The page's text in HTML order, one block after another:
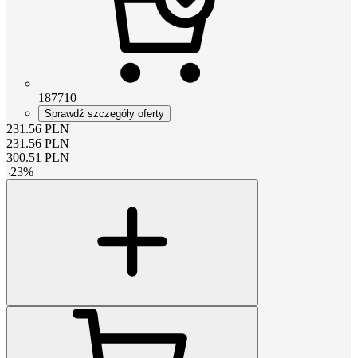
187710
Sprawdź szczegóły oferty
231.56 PLN
231.56 PLN
300.51 PLN
-23%